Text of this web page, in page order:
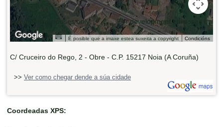
For development purposes only
development purposes only
É posible que a imaxe estea suxeita a copyright Condicións
C/ Cruceiro do Rego, 2 - Obre - C.P. 15217 Noia (A Coruña)
>> Ver como chegar dende a súa cidade
Coordeadas XPS: